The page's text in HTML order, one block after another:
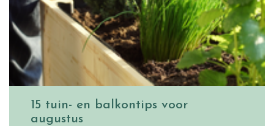
15 tuin- en balkontips voor
augustus